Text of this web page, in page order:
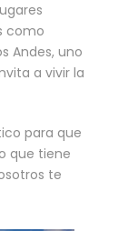
como
Andes, uno
a vivir la
para que
que tiene
te